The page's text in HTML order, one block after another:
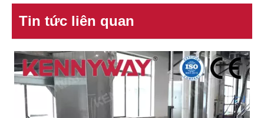
Tin tức liên quan